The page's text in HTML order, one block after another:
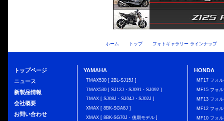
ホーム トップ フォトギャラリー ラインナップ
トップページ
ニュース
新製品情報
会社概要
お問い合わせ
YAMAHA
TMAX530 [ 2BL-SJ15J ]
TMAX530 [ SJ12J・SJ091・SJ092 ]
TMAX [ SJ08J・SJ04J・SJ02J ]
XMAX [ 8BK-SGA8J ]
XMAX [ 8BK-SG70J・後期モデル ]
HONDA
MF17 フォ
MF15 フォ
MF13 フォ
MF12 フォ
MF10 フォ